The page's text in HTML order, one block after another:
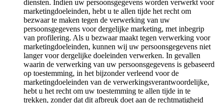
diensten. Indien uw persoonsgegevens worden verwerkt voor
marketingdoeleinden, hebt u te allen tijde het recht om
bezwaar te maken tegen de verwerking van uw
persoonsgegevens voor dergelijke marketing, met inbegrip
van profilering. Als u bezwaar maakt tegen verwerking voor
marketingdoeleinden, kunnen wij uw persoonsgegevens niet
langer voor dergelijke doeleinden verwerken. In gevallen
waarin de verwerking van uw persoonsgegevens is gebaseerd
op toestemming, in het bijzonder verleend voor de
marketingdoeleinden van de verwerkingsverantwoordelijke,
hebt u het recht om uw toestemming te allen tijde in te
trekken, zonder dat dit afbreuk doet aan de rechtmatigheid